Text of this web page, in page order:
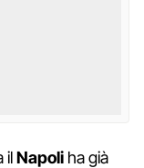
ilNapoli ha già